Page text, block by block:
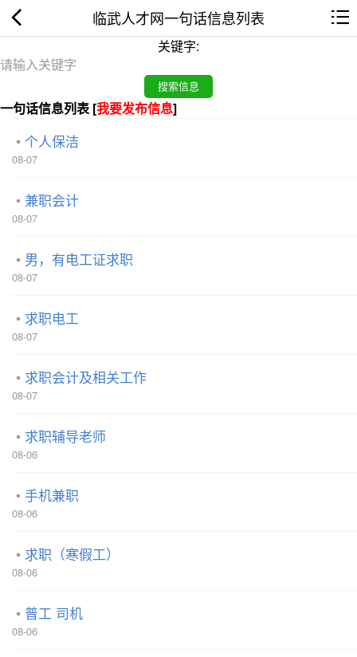
临武人才网一句话信息列表
关键字:
一句话信息列表 [我要发布信息]
个人保洁
08-07
兼职会计
08-07
男，有电工证求职
08-07
求职电工
08-07
求职会计及相关工作
08-07
求职辅导老师
08-06
手机兼职
08-06
求职（寒假工）
08-06
普工 司机
08-06